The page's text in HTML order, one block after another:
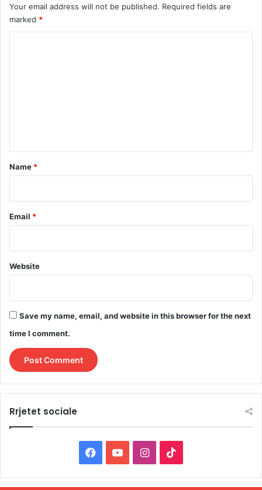
Your email address will not be published. Required fields are
marked *
*
Name *
Email *
Website
Save my name, email, and website in this browser for the next
time I comment.
Rrjetet sociale
a
o
I
n
i